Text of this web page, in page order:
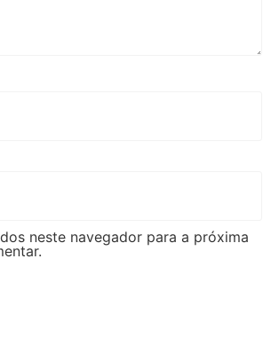
neste navegador para a próxima